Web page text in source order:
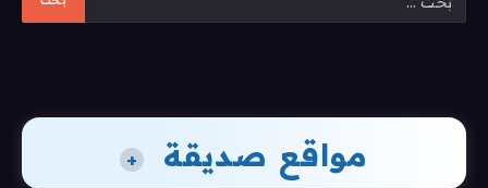
مواقع صديقة +